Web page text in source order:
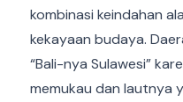
kombinasi keindahan
kekayaan budaya.
“Bali-nya Sulawesi”
memukau dan lautnya